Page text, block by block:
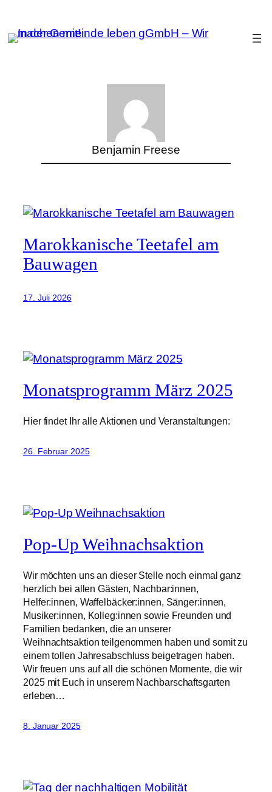
Inhalt
springen
Benjamin Freese
Marokkanische Teetafel am
Bauwagen
17. Juli 2026
Monatsprogramm März 2025
Hier findet Ihr alle Aktionen und Veranstaltungen:
26. Februar 2025
Pop-Up Weihnachsaktion
Wir möchten uns an dieser Stelle noch einmal ganz
herzlich bei allen Gästen, Nachbar:innen,
Helfer:innen, Waffelbäcker:innen, Sänger:innen,
Musiker:innen, Kolleg:innen sowie Freunden und
Familien bedanken, die an unserer
Weihnachtsaktion teilgenommen haben und somit zu
einem tollen Jahresabschluss beigetragen haben.
Wir freuen uns auf all die schönen Momente, die wir
2025 mit Euch in unserem Nachbarschaftsgarten
erleben…
8. Januar 2025